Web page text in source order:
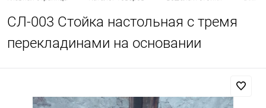
СЛ-003 Стойка настольная с тремя
перекладинами на основании